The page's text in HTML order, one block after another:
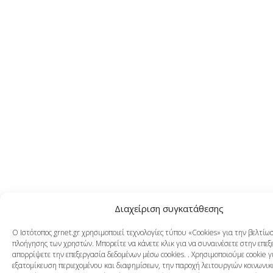
Διαχείριση συγκατάθεσης
Ο Ιστότοπος grnet.gr χρησιμοποιεί τεχνολογίες τύπου «Cookies» για την
πλοήγησης των χρηστών. Μπορείτε να κάνετε κλικ για να συναινέσετε στην
απορρίψετε την επεξεργασία δεδομένων μέσω cookies. . Χρησιμοποιούμε cookie
εξατομίκευση περιεχομένου και διαφημίσεων, την παροχή λειτουργιών